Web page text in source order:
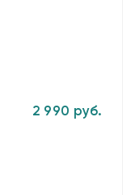
2 990 руб.